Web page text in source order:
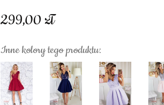
299,00
Inne kolory tego produktu: